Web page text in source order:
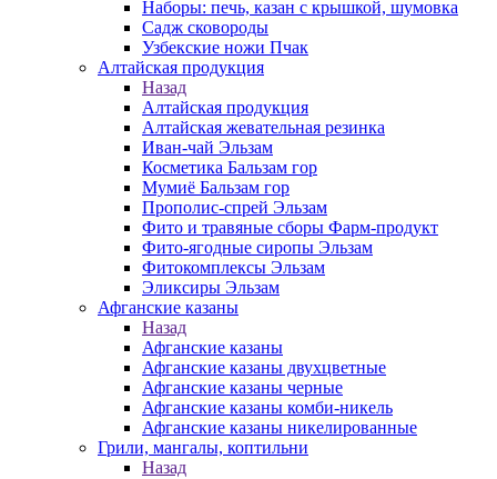
Наборы: печь, казан с крышкой, шумовка
Садж сковороды
Узбекские ножи Пчак
Алтайская продукция
Назад
Алтайская продукция
Алтайская жевательная резинка
Иван-чай Эльзам
Косметика Бальзам гор
Мумиё Бальзам гор
Прополис-спрей Эльзам
Фито и травяные сборы Фарм-продукт
Фито-ягодные сиропы Эльзам
Фитокомплексы Эльзам
Эликсиры Эльзам
Афганские казаны
Назад
Афганские казаны
Афганские казаны двухцветные
Афганские казаны черные
Афганские казаны комби-никель
Афганские казаны никелированные
Грили, мангалы, коптильни
Назад